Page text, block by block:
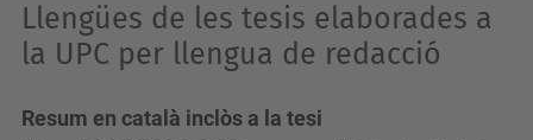
Llengües de les tesis elaborades a
la UPC per llengua de redacció
Resum en català inclòs a la tesi